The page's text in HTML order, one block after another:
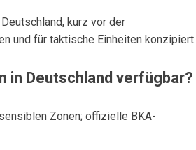
kurz vor der
und für taktische Einheiten konzipiert.
in Deutschland verfügbar?
Zonen; offizielle BKA-